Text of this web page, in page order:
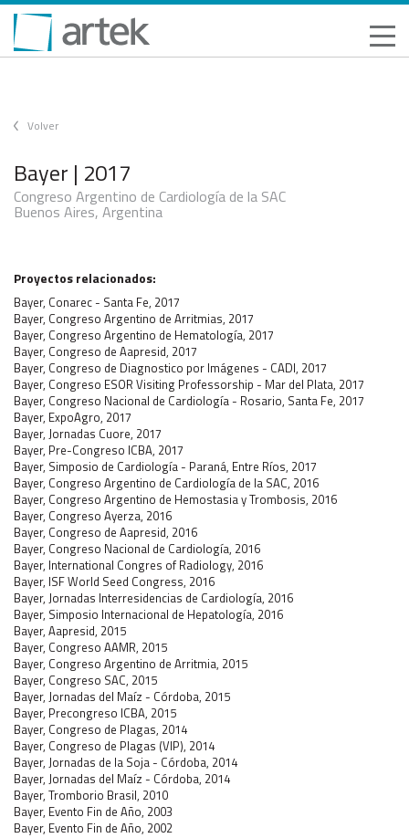
Volver
Bayer | 2017
Congreso Argentino de Cardiología de la SAC
Buenos Aires, Argentina
Proyectos relacionados:
Bayer, Conarec - Santa Fe, 2017
Bayer, Congreso Argentino de Arritmias, 2017
Bayer, Congreso Argentino de Hematología, 2017
Bayer, Congreso de Aapresid, 2017
Bayer, Congreso de Diagnostico por Imágenes - CADI, 2017
Bayer, Congreso ESOR Visiting Professorship - Mar del Plata, 2017
Bayer, Congreso Nacional de Cardiología - Rosario, Santa Fe, 2017
Bayer, ExpoAgro, 2017
Bayer, Jornadas Cuore, 2017
Bayer, Pre-Congreso ICBA, 2017
Bayer, Simposio de Cardiología - Paraná, Entre Ríos, 2017
Bayer, Congreso Argentino de Cardiología de la SAC, 2016
Bayer, Congreso Argentino de Hemostasia y Trombosis, 2016
Bayer, Congreso Ayerza, 2016
Bayer, Congreso de Aapresid, 2016
Bayer, Congreso Nacional de Cardiología, 2016
Bayer, International Congres of Radiology, 2016
Bayer, ISF World Seed Congress, 2016
Bayer, Jornadas Interresidencias de Cardiología, 2016
Bayer, Simposio Internacional de Hepatología, 2016
Bayer, Aapresid, 2015
Bayer, Congreso AAMR, 2015
Bayer, Congreso Argentino de Arritmia, 2015
Bayer, Congreso SAC, 2015
Bayer, Jornadas del Maíz - Córdoba, 2015
Bayer, Precongreso ICBA, 2015
Bayer, Congreso de Plagas, 2014
Bayer, Congreso de Plagas (VIP), 2014
Bayer, Jornadas de la Soja - Córdoba, 2014
Bayer, Jornadas del Maíz - Córdoba, 2014
Bayer, Tromborio Brasil, 2010
Bayer, Evento Fin de Año, 2003
Bayer, Evento Fin de Año, 2002